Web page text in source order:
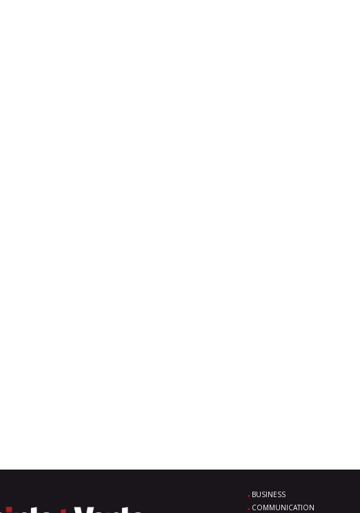
BUSINESS
COMMUNICATION